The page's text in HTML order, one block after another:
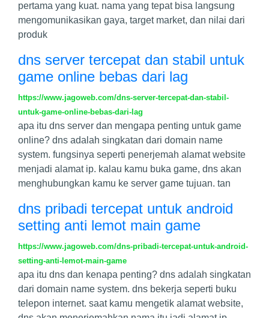
pertama yang kuat. nama yang tepat bisa langsung
mengomunikasikan gaya, target market, dan nilai dari
produk
dns server tercepat dan stabil untuk
game online bebas dari lag
https://www.jagoweb.com/dns-server-tercepat-dan-stabil-
untuk-game-online-bebas-dari-lag
apa itu dns server dan mengapa penting untuk game
online? dns adalah singkatan dari domain name
system. fungsinya seperti penerjemah alamat website
menjadi alamat ip. kalau kamu buka game, dns akan
menghubungkan kamu ke server game tujuan. tan
dns pribadi tercepat untuk android
setting anti lemot main game
https://www.jagoweb.com/dns-pribadi-tercepat-untuk-android-
setting-anti-lemot-main-game
apa itu dns dan kenapa penting? dns adalah singkatan
dari domain name system. dns bekerja seperti buku
telepon internet. saat kamu mengetik alamat website,